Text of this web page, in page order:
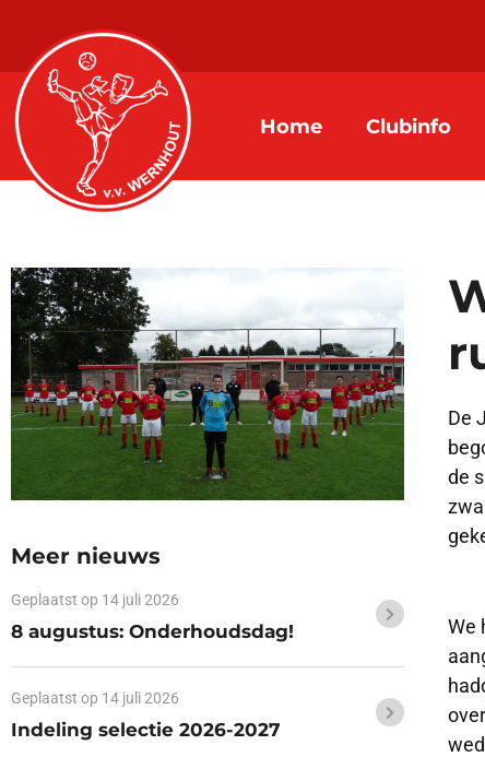
Home Clubinfo
Meer nieuws
Geplaatst op 14 juli 2026
8 augustus: Onderhoudsdag!
Geplaatst op 14 juli 2026
Indeling selectie 2026-2027
De
de
We